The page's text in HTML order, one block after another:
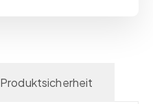
Produktsicherheit